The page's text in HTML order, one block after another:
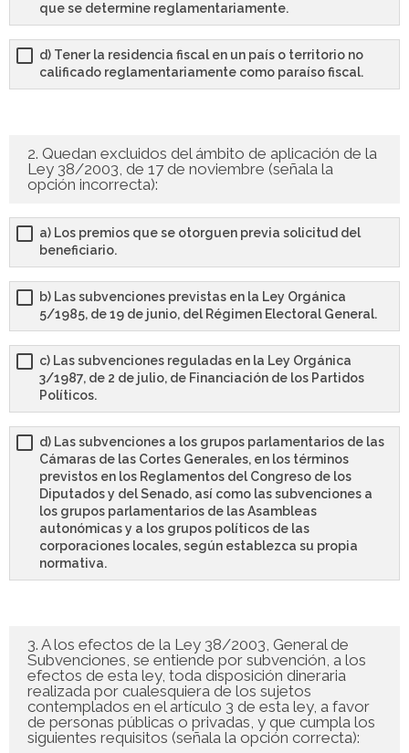
- - OPOSICIÓN Auxiliar de Enfermería TCAE SESCAM,
Castilla-La Mancha – Libre – 2025
- - OPOSICIÓN Celador SESCAM – Libre – 2025
- - OPOSICIÓN Cuerpo Auxiliar Administración General
- Comun. Madrid
- - TEST de Auxiliar Administrativo Comunidad de
Madrid 2026
- - TEST de Administrativo Comunidad de Madrid 2026
- Comun. Valenciana
2026
- - TEST de Administrativo Generalitat Valenciana 2026
- - Oposición ADMINISTRATIVO de la GENERALITAT
VALENCIANA – Turno Libre 2025
FAQS – Preguntas Frecuentes
0 productos 0,00 €
que se determine reglamentariamente.
d) Tener la residencia fiscal en un país o territorio no
calificado reglamentariamente como paraíso fiscal.
2. Quedan excluidos del ámbito de aplicación de la
Ley 38/2003, de 17 de noviembre (señala la
opción incorrecta):
a) Los premios que se otorguen previa solicitud del
beneficiario.
b) Las subvenciones previstas en la Ley Orgánica
5/1985, de 19 de junio, del Régimen Electoral General.
c) Las subvenciones reguladas en la Ley Orgánica
3/1987, de 2 de julio, de Financiación de los Partidos
Políticos.
d) Las subvenciones a los grupos parlamentarios de las
Cámaras de las Cortes Generales, en los términos
previstos en los Reglamentos del Congreso de los
Diputados y del Senado, así como las subvenciones a
los grupos parlamentarios de las Asambleas
autonómicas y a los grupos políticos de las
corporaciones locales, según establezca su propia
normativa.
3. A los efectos de la Ley 38/2003, General de
Subvenciones, se entiende por subvención, a los
efectos de esta ley, toda disposición dineraria
realizada por cualesquiera de los sujetos
contemplados en el artículo 3 de esta ley, a favor
de personas públicas o privadas, y que cumpla los
siguientes requisitos (señala la opción correcta):